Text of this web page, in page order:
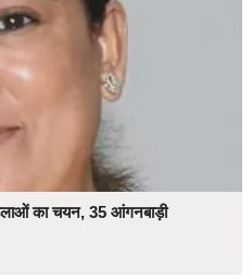
का चयन, 35 आंगनबाड़ी